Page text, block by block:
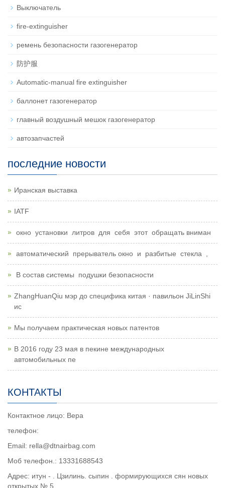
Выключатель
fire-extinguisher
ремень безопасности газогенератор
防护服
Automatic-manual fire extinguisher
баллонет газогенератор
главный воздушный мешок газогенератор
автозапчастей
последние новости
Иранская выставка
IATF
окно установки литров для себя этот обращать вниман
автоматический прерыватель окно и разбитые стекла ,
В состав системы подушки безопасности
ZhangHuanQiu мэр до специфика китая · павильон JiLinShi
ис
Мы получаем практическая новых патентов
В 2016 году 23 мая в пекине международных
автомобильных пе
КОНТАКТЫ
Контактное лицо: Вера
телефон:
Email: rella@dtnairbag.com
Моб телефон.: 13331688543
Адрес: итун - . Цзилинь. сыпин . формирующихся сян новых
открытых № 5 .